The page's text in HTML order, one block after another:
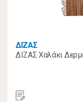
ΔΙΖΑΣ
ΔΙΖΑΣ Χαλάκι